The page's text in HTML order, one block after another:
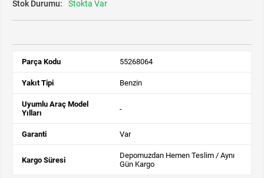
Stok Durumu: Stokta Var
Parça Kodu 55268064
Yakıt Tipi Benzin
Uyumlu Araç Model
Yılları
-
Garanti Var
Kargo Süresi
Depomuzdan Hemen Teslim / Aynı
Gün Kargo